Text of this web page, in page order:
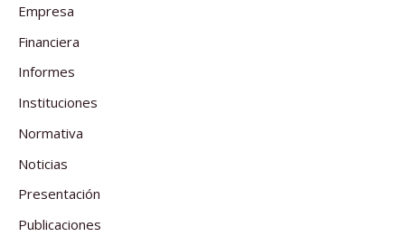
Empresa
Financiera
Informes
Instituciones
Normativa
Noticias
Presentación
Publicaciones